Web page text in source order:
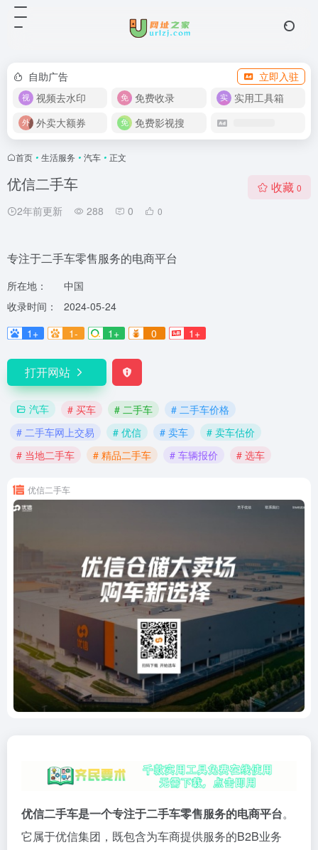
自助广告
立即入驻
视频去水印
免费收录
实用工具箱
外卖大额券
免费影视搜
首页 • 生活服务 • 汽车 • 正文
优信二手车
2年前更新 288 0 0
收藏 0
专注于二手车零售服务的电商平台
所在地：
中国
收录时间：
2024-05-24
1+
1- 1+ 0 1+
打开网站
汽车 # 买车 # 二手车
# 二手车价格
# 二手车网上交易
# 优信 # 卖车
# 卖车估价
# 当地二手车
# 精品二手车 # 车辆报价 # 选车
优信二手车
优信二手车是一个专注于二手车零售服务的电商平台。
它属于优信集团，既包含为车商提供服务的B2B业务